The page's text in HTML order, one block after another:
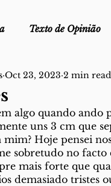
Texto de Opinião
Ofélia - Clube de
Lei Trocado por
Oct 23, 2023 2 min read
algo quando ando
uns 3 cm que
mim? Hoje pensei
sobretudo no facto
mais forte que
demasiado tristes